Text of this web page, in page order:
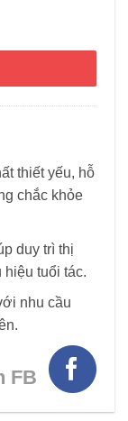
Silver Women
thiết yếu, hỗ
chắc khỏe
duy trì thị
hiệu tuổi tác.
nhu cầu
FB